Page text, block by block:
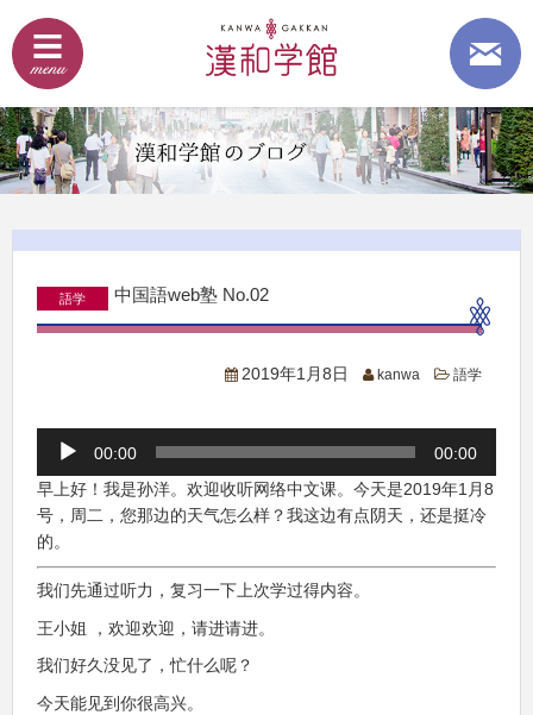
語学 中国語web塾 No.02
2019年1月8日 kanwa 語学
プ
レ
ー
ヤ
ー
00:00
00:00
早上好！我是孙洋。欢迎收听网络中文课。今天是2019年1月8
号，周二，您那边的天气怎么样？我这边有点阴天，还是挺冷
的。
我们先通过听力，复习一下上次学过得内容。
王小姐 ，欢迎欢迎，请进请进。
我们好久没见了，忙什么呢？
今天能见到你很高兴。